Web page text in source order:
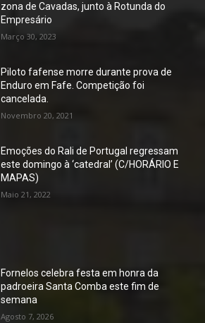
zona de Cavadas, junto à Rotunda do
Empresário
Março 30, 2023
Piloto fafense morre durante prova de
Enduro em Fafe. Competição foi
cancelada.
Novembro 20, 2021
Emoções do Rali de Portugal regressam
este domingo à ‘catedral’ (C/HORÁRIO E
MAPAS)
Maio 21, 2022
Fornelos celebra festa em honra da
padroeira Santa Comba este fim de
semana
Agosto 7, 2026